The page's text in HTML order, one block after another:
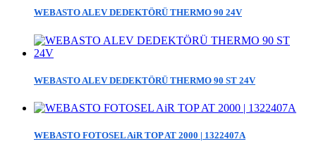
WEBASTO ALEV DEDEKTÖRÜ THERMO 90 24V
WEBASTO ALEV DEDEKTÖRÜ THERMO 90 ST 24V
WEBASTO FOTOSEL AiR TOP AT 2000 | 1322407A